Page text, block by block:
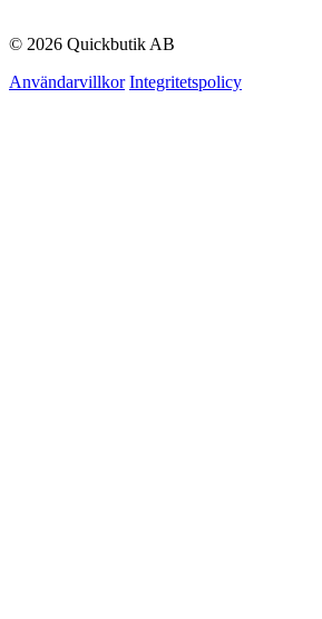
© 2026 Quickbutik AB
Användarvillkor Integritetspolicy